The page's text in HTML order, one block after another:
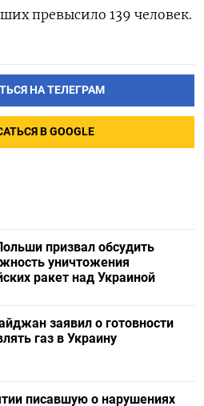
превысило 139 человек.
НА ТЕЛЕГРАМ
В GOOGLE
призвал обсудить
уничтожения
ракет над Украиной
заявил о готовности
газ в Украину
писавшую о нарушениях